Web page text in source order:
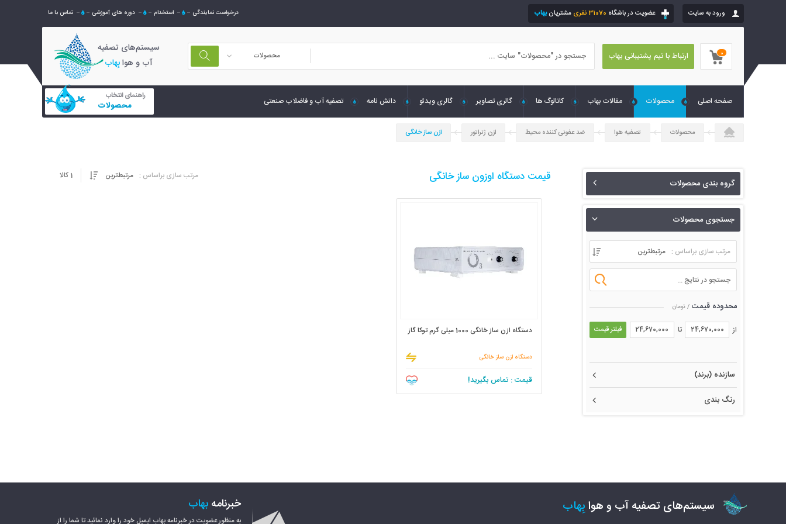
ورود به سایت عضویت در باشگاه 31070 نفری مشتریانبهاب درخواست نمایندگی استخدام دوره های آموزشی تماس با ما
0 محصولات
سیستم‌های تصفیه
آب و هوابِهاب
ارتباط با تیم پشتیبانی بهاب
صفحه اصلی محصولات مقالات بهاب کاتالوگ ها گالری تصاویر گالری ویدئو دانش نامه تصفیه آب و فاضلاب صنعتی راهنمای انتخاب
محصولات
محصولات تصفیه هوا ضد عفونی کننده محیط ازن ژنراتور ازن ساز خانگی
قیمت دستگاه اوزون ساز خانگی 1 کالا مرتب سازی براساس : مرتبط‌ترین
دستگاه ازن ساز خانگی 1000 میلی گرم توکا گاز
دستگاه ازن ساز خانگی
قیمت : تماس بگیرید!
گروه بندی محصولات
جستجوی محصولات
مرتب سازی براساس : مرتبط‌ترین
محدوده قیمت / تومان
از تا فیلتر قیمت
سازنده (برند)
رنگ بندی
خبرنامه بهاب
به منظور عضویت در خبرنامه بهاب ایمیل خود را وارد نمائید تا شما را از
سیستم‌های تصفیه آب و هوابِهاب